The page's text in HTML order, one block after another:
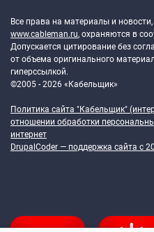
Все права на материалы и
www.cableman.ru, охраняются в
Допускается цитирование без
от объема оригинального
гиперссылкой.
©2005 - 2026 «Кабельщик»
Политика сайта "Кабельщик"
отношении обработки
интернет
DrupalCoder — поддержка сайта c